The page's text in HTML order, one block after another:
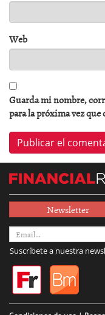
Web
Guarda mi nombre,
para la próxima vez que
Newsletter
Suscríbete a nuestra